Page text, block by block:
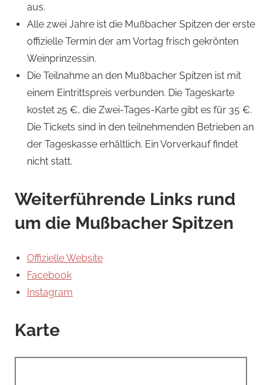
aus.
Alle zwei Jahre ist die Mußbacher Spitzen der erste
offizielle Termin der am Vortag frisch gekrönten
Weinprinzessin.
Die Teilnahme an den Mußbacher Spitzen ist mit
einem Eintrittspreis verbunden. Die Tageskarte
kostet 25 €, die Zwei-Tages-Karte gibt es für 35 €.
Die Tickets sind in den teilnehmenden Betrieben an
der Tageskasse erhältlich. Ein Vorverkauf findet
nicht statt.
Weiterführende Links rund
um die Mußbacher Spitzen
Offizielle Website
Facebook
Instagram
Karte